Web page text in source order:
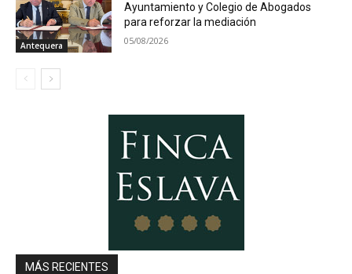
Antequera
Ayuntamiento y Colegio de Abogados
para reforzar la mediación
05/08/2026
MÁS RECIENTES